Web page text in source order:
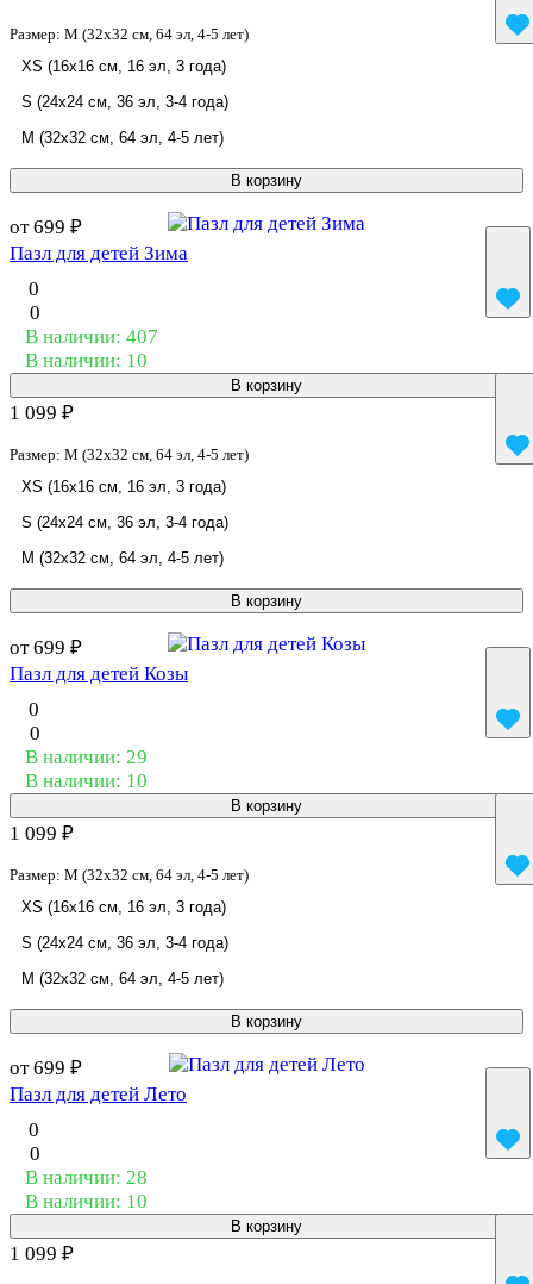
В корзину
Размер: M (32x32 см, 64 эл, 4-5 лет)
XS (16x16 см, 16 эл, 3 года)
S (24x24 см, 36 эл, 3-4 года)
M (32x32 см, 64 эл, 4-5 лет)
от 699 ₽
Пазл для детей Зима
0
0
В наличии: 407
В корзину
В наличии: 10
В корзину
1 099 ₽
Размер: M (32x32 см, 64 эл, 4-5 лет)
XS (16x16 см, 16 эл, 3 года)
S (24x24 см, 36 эл, 3-4 года)
M (32x32 см, 64 эл, 4-5 лет)
от 699 ₽
Пазл для детей Козы
0
0
В наличии: 29
В корзину
В наличии: 10
В корзину
1 099 ₽
Размер: M (32x32 см, 64 эл, 4-5 лет)
XS (16x16 см, 16 эл, 3 года)
S (24x24 см, 36 эл, 3-4 года)
M (32x32 см, 64 эл, 4-5 лет)
от 699 ₽
Пазл для детей Лето
0
0
В наличии: 28
В наличии: 10
В корзину
1 099 ₽